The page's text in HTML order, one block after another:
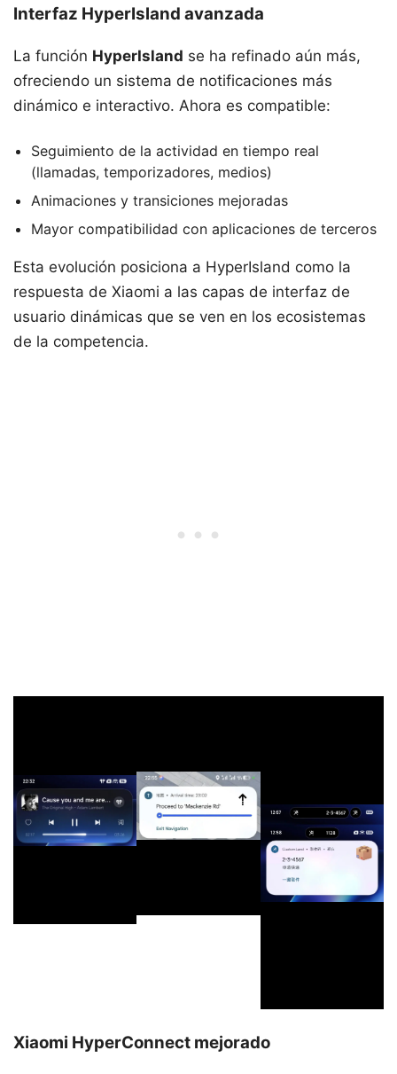
Interfaz HyperIsland avanzada
La función HyperIsland se ha refinado aún más,
ofreciendo un sistema de notificaciones más
dinámico e interactivo. Ahora es compatible:
Seguimiento de la actividad en tiempo real
(llamadas, temporizadores, medios)
Animaciones y transiciones mejoradas
Mayor compatibilidad con aplicaciones de terceros
Esta evolución posiciona a HyperIsland como la
respuesta de Xiaomi a las capas de interfaz de
usuario dinámicas que se ven en los ecosistemas
de la competencia.
Xiaomi HyperConnect mejorado